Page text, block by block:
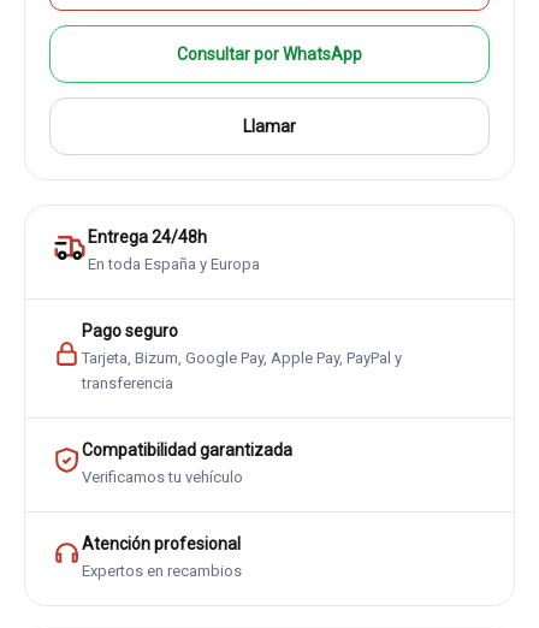
Consultar por WhatsApp
Llamar
Entrega 24/48h
En toda España y Europa
Pago seguro
Tarjeta, Bizum, Google Pay, Apple Pay, PayPal y
transferencia
Compatibilidad garantizada
Verificamos tu vehículo
Atención profesional
Expertos en recambios